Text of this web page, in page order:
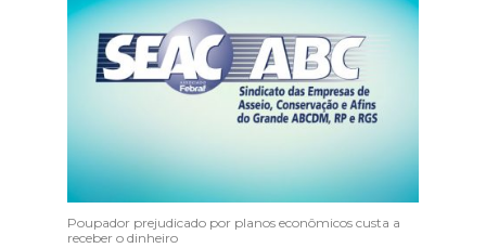
Poupador prejudicado por planos econômicos custa a
receber o dinheiro